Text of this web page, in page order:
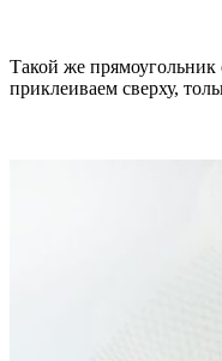
Такой же прямоугольник
приклеиваем сверху,